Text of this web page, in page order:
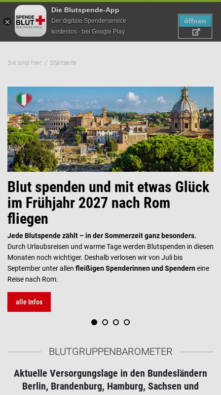
zumSie sind hier: Startseite
Suche
Blut spenden und mit etwas Glück
im Frühjahr 2027 nach Rom
fliegen
Jede Blutspende zählt – in der Sommerzeit ganz besonders.
Durch Urlaubsreisen und warme Tage werden Blutspenden in diesen
Monaten noch wichtiger. Deshalb verlosen wir von Juli bis
September unter allen fleißigen Spenderinnen und Spenderneine
Reise nach Rom.
alle Infos
BLUTGRUPPEN­BAROMETER
Aktuelle Versorgungslage in den Bundesländern
Berlin, Brandenburg, Hamburg, Sachsen und
Die Blutspende-App
Der digitale Spenderservice
kostenlos - bei Google Play
öffnen